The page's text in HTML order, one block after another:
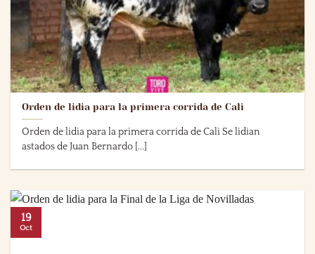
Orden de lidia para la primera corrida de Cali
Orden de lidia para la primera corrida de Cali Se lidian
astados de Juan Bernardo [...]
19
Oct